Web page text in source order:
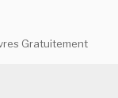
Gratuitement